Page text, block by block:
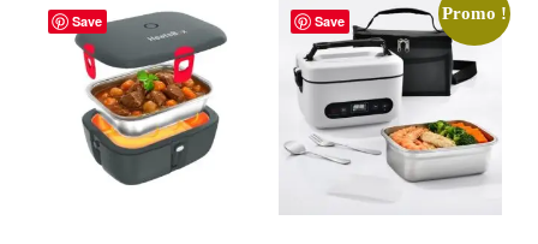
Save Save Promo !